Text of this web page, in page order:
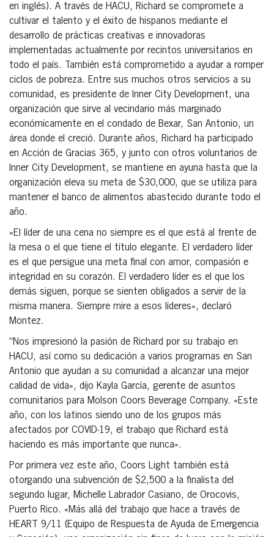
en inglés). A través de HACU, Richard se compromete a
cultivar el talento y el éxito de hispanos mediante el
desarrollo de prácticas creativas e innovadoras
implementadas actualmente por recintos universitarios en
todo el país. También está comprometido a ayudar a romper
ciclos de pobreza. Entre sus muchos otros servicios a su
comunidad, es presidente de Inner City Development, una
organización que sirve al vecindario más marginado
económicamente en el condado de Bexar, San Antonio, un
área donde el creció. Durante años, Richard ha participado
en Acción de Gracias 365, y junto con otros voluntarios de
Inner City Development, se mantiene en ayuna hasta que la
organización eleva su meta de $30,000, que se utiliza para
mantener el banco de alimentos abastecido durante todo el
año.
«El líder de una cena no siempre es el que está al frente de
la mesa o el que tiene el título elegante. El verdadero líder
es el que persigue una meta final con amor, compasión e
integridad en su corazón. El verdadero líder es el que los
demás siguen, porque se sienten obligados a servir de la
misma manera. Siempre mire a esos líderes», declaró
Montez.
“Nos impresionó la pasión de Richard por su trabajo en
HACU, así como su dedicación a varios programas en San
Antonio que ayudan a su comunidad a alcanzar una mejor
calidad de vida», dijo Kayla García, gerente de asuntos
comunitarios para Molson Coors Beverage Company. «Este
año, con los latinos siendo uno de los grupos más
afectados por COVID-19, el trabajo que Richard está
haciendo es más importante que nunca».
Por primera vez este año, Coors Light también está
otorgando una subvención de $2,500 a la finalista del
segundo lugar, Michelle Labrador Casiano, de Orocovis,
Puerto Rico. «Más allá del trabajo que hace a través de
HEART 9/11 (Equipo de Respuesta de Ayuda de Emergencia